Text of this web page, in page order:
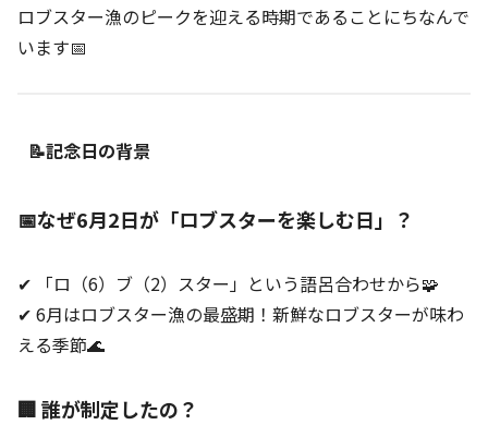
ロブスター漁のピークを迎える時期であることにちなんで
います📅
📝記念日の背景
📅なぜ6月2日が「ロブスターを楽しむ日」？
✔ 「ロ（6）ブ（2）スター」という語呂合わせから🧩
✔ 6月はロブスター漁の最盛期！新鮮なロブスターが味わ
える季節🌊
🏢 誰が制定したの？